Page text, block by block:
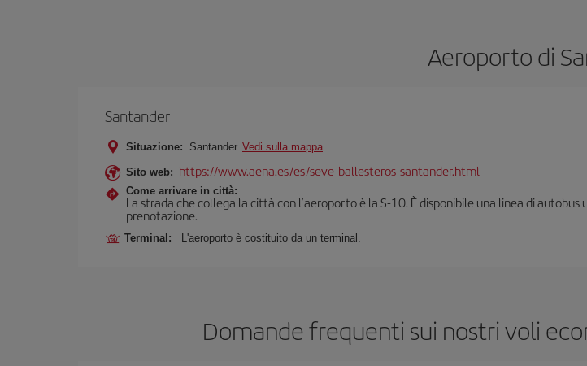
Aeroporto di
Santander
Situazione: Santander Vedi sulla mappa
Sito web: https://www.aena.es/es/seve-ballesteros-santander.html
Come arrivare in città:
La strada che collega la città con l’aeroporto è la S-10. È disponibile una linea di
prenotazione.
Terminal: L'aeroporto è costituito da un terminal.
Domande frequenti sui nostri voli